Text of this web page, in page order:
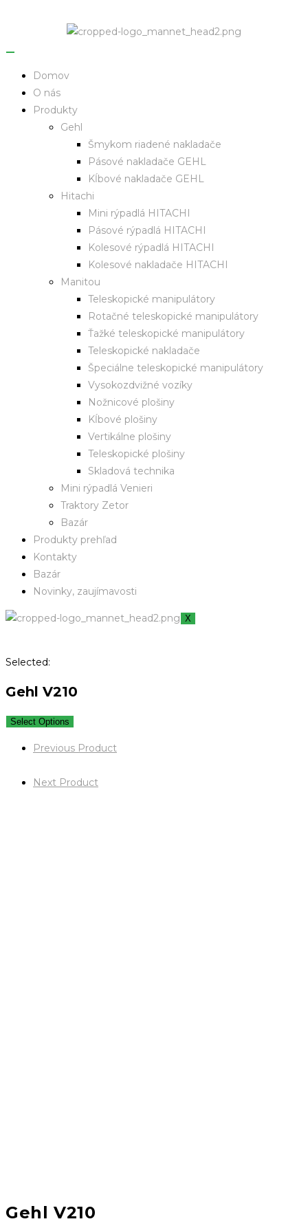
Domov
O nás
Produkty
Gehl
Šmykom riadené nakladače
Pásové nakladače GEHL
Kĺbové nakladače GEHL
Hitachi
Mini rýpadlá HITACHI
Pásové rýpadlá HITACHI
Kolesové rýpadlá HITACHI
Kolesové nakladače HITACHI
Manitou
Teleskopické manipulátory
Rotačné teleskopické manipulátory
Ťažké teleskopické manipulátory
Teleskopické nakladače
Špeciálne teleskopické manipulátory
Vysokozdvižné vozíky
Nožnicové plošiny
Kĺbové plošiny
Vertikálne plošiny
Teleskopické plošiny
Skladová technika
Mini rýpadlá Venieri
Traktory Zetor
Bazár
Produkty prehľad
Kontakty
Bazár
Novinky, zaujímavosti
X
Selected:
Gehl V210
Select Options
Previous Product
Next Product
Gehl V210